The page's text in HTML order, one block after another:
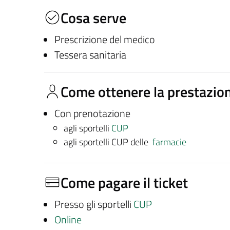
Cosa serve
Prescrizione del medico
Tessera sanitaria
Come ottenere la
Con prenotazione
agli sportelli CUP
agli sportelli CUP delle farmacie
Come pagare il ticket
Presso gli sportelli CUP
Online